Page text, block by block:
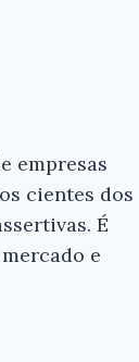
empresas
cientes dos
É
e